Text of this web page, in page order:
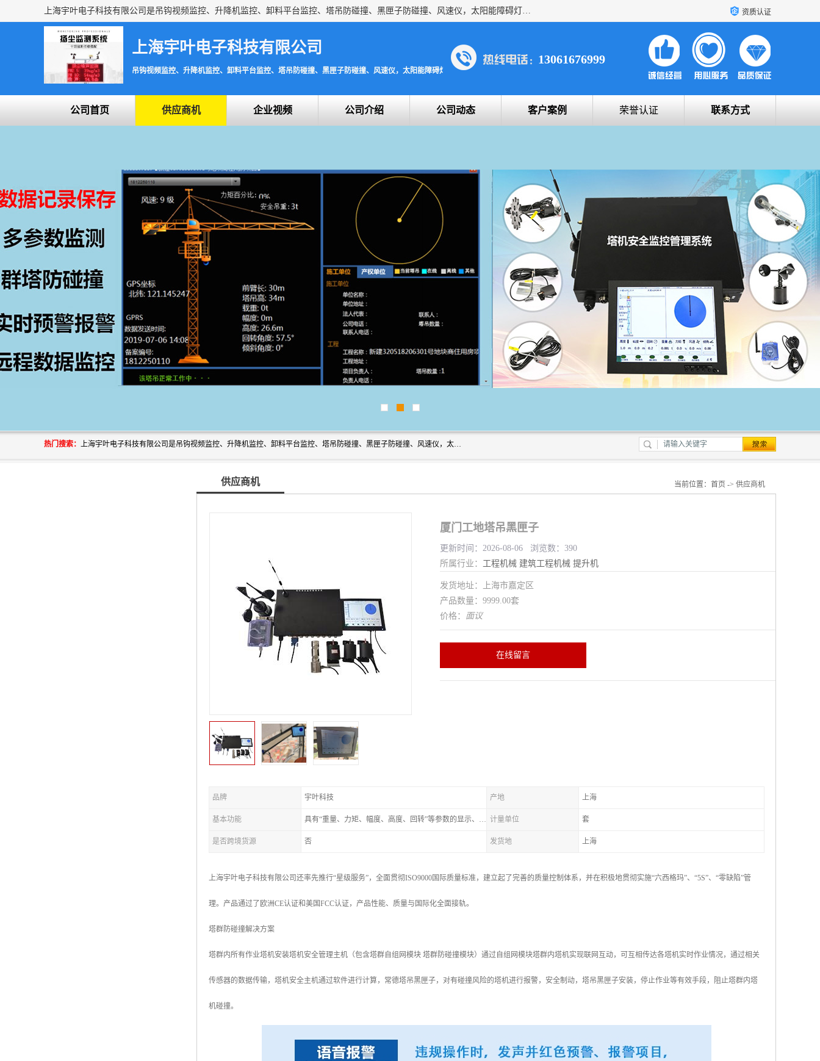
上海宇叶电子科技有限公司是吊钩视频监控、升降机监控、卸料平台监控、塔吊防碰撞、黑匣子防碰撞、风速仪，太阳能障碍灯安全提示灯等一系列升降机的常用配件产品专业研发生产加工的公司，拥有完整、科学的质量管理体系。 资质认证
上海宇叶电子科技有限公司
吊钩视频监控、升降机监控、卸料平台监控、塔吊防碰撞、黑匣子防碰撞、风速仪，太阳能障碍灯安全提示灯
13061676999
公司首页 供应商机 企业视频 公司介绍 公司动态 客户案例 荣誉认证 联系方式
热门搜索： 上海宇叶电子科技有限公司是吊钩视频监控、升降机监控、卸料平台监控、塔吊防碰撞、黑匣子防碰撞、风速仪，太阳能障碍灯安全提示灯等一系列升降机的常用配件产品专业研发生产加工的公司，拥有完整、科学的质量管理体系。
供应商机 当前位置： 首页 -> 供应商机
厦门工地塔吊黑匣子
更新时间：2026-08-06 浏览数：390
所属行业： 工程机械 建筑工程机械 提升机
发货地址：上海市嘉定区
产品数量：9999.00套
价格： 面议
在线留言
品牌 宇叶科技 产地 上海
基本功能 具有“重量、力矩、幅度、高度、回转”等参数的显示、记录、报警功 计量单位 套
是否跨境货源 否 发货地 上海
上海宇叶电子科技有限公司还率先推行“星级服务”，全面贯彻ISO9000国际质量标准，建立起了完善的质量控制体系，并在积极地贯彻实施“六西格玛”、“5S”、“零缺陷”管
理。产品通过了欧洲CE认证和美国FCC认证，产品性能、质量与国际化全面接轨。
塔群防碰撞解决方案
塔群内所有作业塔机安装塔机安全管理主机（包含塔群自组网模块 塔群防碰撞模块）通过自组网模块塔群内塔机实现联网互动，可互相传达各塔机实时作业情况，通过相关
传感器的数据传输，塔机安全主机通过软件进行计算，常德塔吊黑匣子，对有碰撞风险的塔机进行报警，安全制动，塔吊黑匣子安装，停止作业等有效手段，阻止塔群内塔
机碰撞。